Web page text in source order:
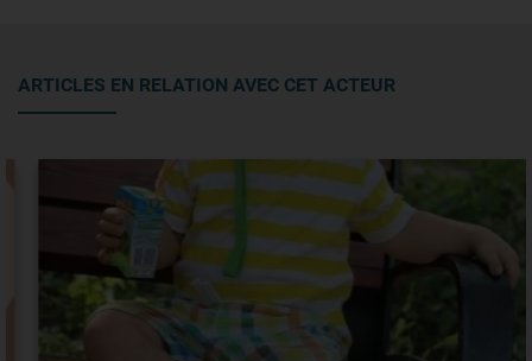
ARTICLES EN RELATION AVEC CET ACTEUR